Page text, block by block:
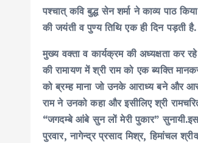
पश्चात् कवि बुद्ध सेन शर्मा ने काव्य पाठ
की जयंती व पुण्य तिथि एक ही दिन पड़ती है.
मुख्य वक्ता व कार्यक्रम की अध्यक्षता कर
की रामायण में श्री राम को एक ब्यक्ति
को ब्रम्ह माना जो उनके आराध्य बने और
राम ने उनको कहा और इसीलिए श्री
“जगदम्बे आंबे सुन लों मेरी पुकार”
पुरवार, नागेन्द्र प्रसाद मिश्र, हिमांचल